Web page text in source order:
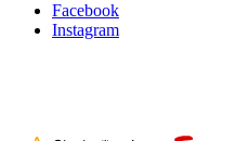
Facebook
Instagram